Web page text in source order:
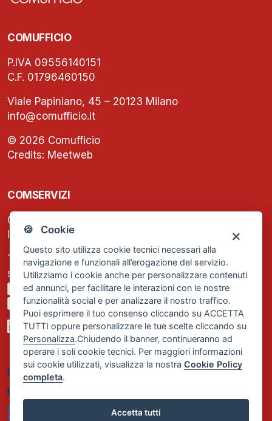
🍪 Cookie
Questo sito utilizza cookie tecnici necessari alla
navigazione e funzionali all’erogazione del servizio.
Utilizziamo i cookie anche per personalizzare contenuti
ed annunci, per facilitare le interazioni con le nostre
funzionalità social e per analizzare il nostro traffico.
Puoi esprimere il tuo consenso cliccando su ACCETTA
TUTTI oppure personalizzare le tue scelte cliccando su
Personalizza.Chiudendo il banner, continueranno ad
operare i soli cookie tecnici. Per maggiori informazioni
sui cookie utilizzati, visualizza la nostraCookie Policy
completa.
Accetta tutti
COMUFFICIO
P.IVA 09556140151
C.F. 01796460150
Viale Papiniano, 45 – 20123 Milano
info@comufficio.it
© 2026 Comufficio
Credits: Meetweb
COMSERVIZI
C.F. e P.IVA: 13474420158
Iscrizione REA Milano n. 1656740
Tel. +39 02 2838 1307
segreteria@comservizi.eu
Privacy Policy
Cookie Policy